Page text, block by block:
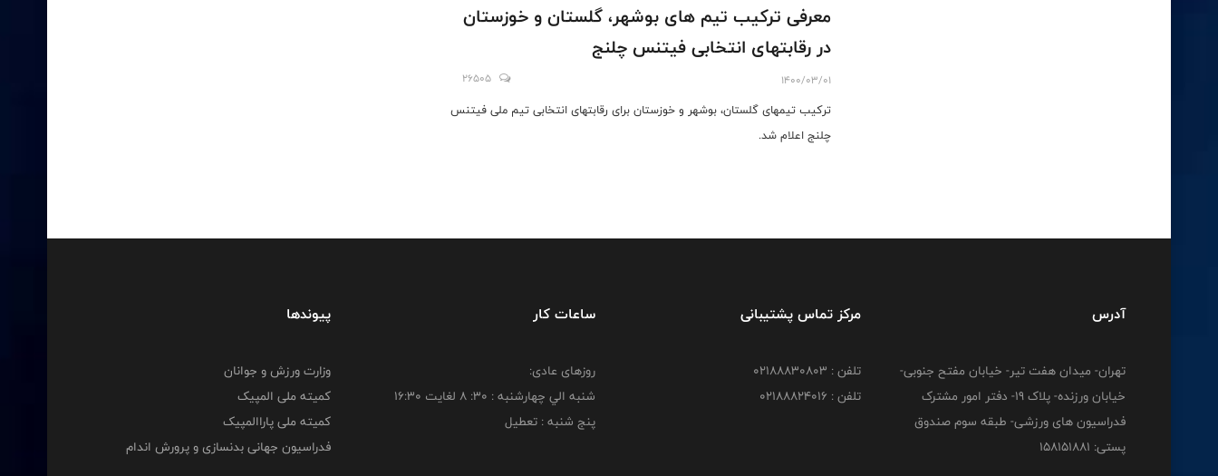
معرفی ترکیب تیم های بوشهر، گلستان و خوزستان
در رقابتهای انتخابی فیتنس چلنج
1400/03/01
26505
ترکیب تیمهای گلستان، بوشهر و خوزستان برای رقابتهای انتخابی تیم ملی فیتنس
چلنج اعلام شد.
آدرس
تهران- میدان هفت تیر- خیابان مفتح جنوبی-
خیابان ورزنده- پلاک 19- دفتر امور مشترک
فدراسیون های ورزشی- طبقه سوم صندوق
پستی: 158151881
مرکز تماس پشتیبانی
تلفن : 02188830803
تلفن : 02188824016
ساعات کار
روزهای عادی:
شنبه الي چهارشنبه : 30: 8 لغايت 16:30
پنج شنبه : تعطیل
پیوندها
وزارت ورزش و جوانان
کمیته ملی المپیک
کمیته ملی پاراالمپیک
فدراسیون جهانی بدنسازی و پرورش اندام